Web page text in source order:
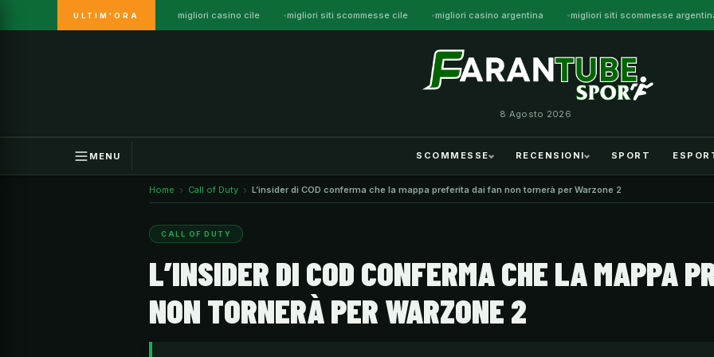
ULTIM'ORA migliori casino cile migliori siti scommesse cile migliori casino argentina migliori siti scommesse
8 Agosto 2026
MENU SCOMMESSE RECENSIONI SPORT
Home Call of Duty L’insider di COD conferma che la mappa preferita dai fan non tornerà per Warzone 2
CALL OF DUTY
L’INSIDER DI COD CONFERMA CHE LA MAPPA
NON TORNERÀ PER WARZONE 2